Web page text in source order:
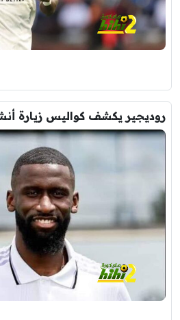
روديجير يكشف كواليس زيارة